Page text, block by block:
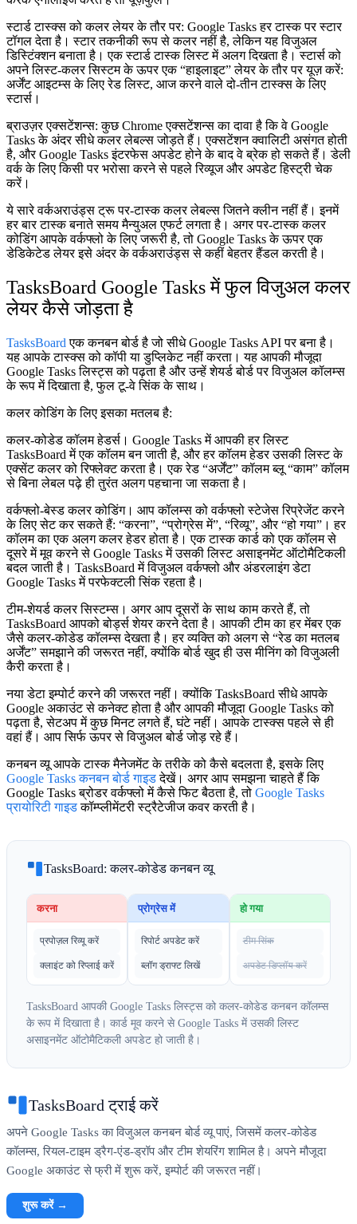
स्टार्ड टास्क्स को कलर लेयर के तौर पर: Google Tasks हर टास्क पर स्टार
टॉगल देता है। स्टार तकनीकी रूप से कलर नहीं है, लेकिन यह विजुअल
डिस्टिंक्शन बनाता है। एक स्टार्ड टास्क लिस्ट में अलग दिखता है। स्टार्स को
अपने लिस्ट-कलर सिस्टम के ऊपर एक “हाइलाइट” लेयर के तौर पर यूज़ करें:
अर्जेंट आइटम्स के लिए रेड लिस्ट, आज करने वाले दो-तीन टास्क्स के लिए
स्टार्स।
ब्राउज़र एक्सटेंशन्स: कुछ Chrome एक्सटेंशन्स का दावा है कि वे Google
Tasks के अंदर सीधे कलर लेबल्स जोड़ते हैं। एक्सटेंशन क्वालिटी असंगत होती
है, और Google Tasks इंटरफेस अपडेट होने के बाद वे ब्रेक हो सकते हैं। डेली
वर्क के लिए किसी पर भरोसा करने से पहले रिव्यूज और अपडेट हिस्ट्री चेक
करें।
ये सारे वर्कअराउंड्स ट्रू पर-टास्क कलर लेबल्स जितने क्लीन नहीं हैं। इनमें
हर बार टास्क बनाते समय मैन्युअल एफर्ट लगता है। अगर पर-टास्क कलर
कोडिंग आपके वर्कफ्लो के लिए जरूरी है, तो Google Tasks के ऊपर एक
डेडिकेटेड लेयर इसे अंदर के वर्कअराउंड्स से कहीं बेहतर हैंडल करती है।
TasksBoard Google Tasks में फुल विजुअल कलर
लेयर कैसे जोड़ता है
TasksBoard एक कनबन बोर्ड है जो सीधे Google Tasks API पर बना है।
यह आपके टास्क्स को कॉपी या डुप्लिकेट नहीं करता। यह आपकी मौजूदा
Google Tasks लिस्ट्स को पढ़ता है और उन्हें शेयर्ड बोर्ड पर विजुअल कॉलम्स
के रूप में दिखाता है, फुल टू-वे सिंक के साथ।
कलर कोडिंग के लिए इसका मतलब है:
कलर-कोडेड कॉलम हेडर्स। Google Tasks में आपकी हर लिस्ट
TasksBoard में एक कॉलम बन जाती है, और हर कॉलम हेडर उसकी लिस्ट के
एक्सेंट कलर को रिफ्लेक्ट करता है। एक रेड “अर्जेंट” कॉलम ब्लू “काम” कॉलम
से बिना लेबल पढ़े ही तुरंत अलग पहचाना जा सकता है।
वर्कफ्लो-बेस्ड कलर कोडिंग। आप कॉलम्स को वर्कफ्लो स्टेजेस रिप्रेजेंट करने
के लिए सेट कर सकते हैं: “करना”, “प्रोग्रेस में”, “रिव्यू”, और “हो गया”। हर
कॉलम का एक अलग कलर हेडर होता है। एक टास्क कार्ड को एक कॉलम से
दूसरे में मूव करने से Google Tasks में उसकी लिस्ट असाइनमेंट ऑटोमैटिकली
बदल जाती है। TasksBoard में विजुअल वर्कफ्लो और अंडरलाइंग डेटा
Google Tasks में परफेक्टली सिंक रहता है।
टीम-शेयर्ड कलर सिस्टम्स। अगर आप दूसरों के साथ काम करते हैं, तो
TasksBoard आपको बोर्ड्स शेयर करने देता है। आपकी टीम का हर मेंबर एक
जैसे कलर-कोडेड कॉलम्स देखता है। हर व्यक्ति को अलग से “रेड का मतलब
अर्जेंट” समझाने की जरूरत नहीं, क्योंकि बोर्ड खुद ही उस मीनिंग को विजुअली
कैरी करता है।
नया डेटा इम्पोर्ट करने की जरूरत नहीं। क्योंकि TasksBoard सीधे आपके
Google अकाउंट से कनेक्ट होता है और आपकी मौजूदा Google Tasks को
पढ़ता है, सेटअप में कुछ मिनट लगते हैं, घंटे नहीं। आपके टास्क्स पहले से ही
वहां हैं। आप सिर्फ ऊपर से विजुअल बोर्ड जोड़ रहे हैं।
कनबन व्यू आपके टास्क मैनेजमेंट के तरीके को कैसे बदलता है, इसके लिए
Google Tasks कनबन बोर्ड गाइडदेखें। अगर आप समझना चाहते हैं कि
Google Tasks ब्रोडर वर्कफ्लो में कैसे फिट बैठता है, तो Google Tasks
प्रायोरिटी गाइडकॉम्प्लीमेंटरी स्ट्रैटेजीज कवर करती है।
TasksBoard: कलर-कोडेड कनबन व्यू
करना
प्रपोज़ल रिव्यू करें
क्लाइंट को रिप्लाई करें
प्रोग्रेस में
रिपोर्ट अपडेट करें
ब्लॉग ड्राफ्ट लिखें
हो गया
टीम सिंक
अपडेट डिप्लॉय करें
TasksBoard आपकी Google Tasks लिस्ट्स को कलर-कोडेड कनबन कॉलम्स
के रूप में दिखाता है। कार्ड मूव करने से Google Tasks में उसकी लिस्ट
असाइनमेंट ऑटोमैटिकली अपडेट हो जाती है।
TasksBoard ट्राई करें
अपने Google Tasks का विजुअल कनबन बोर्ड व्यू पाएं, जिसमें कलर-कोडेड
कॉलम्स, रियल-टाइम ड्रैग-एंड-ड्रॉप और टीम शेयरिंग शामिल है। अपने मौजूदा
Google अकाउंट से फ्री में शुरू करें, इम्पोर्ट की जरूरत नहीं।
शुरू करें →